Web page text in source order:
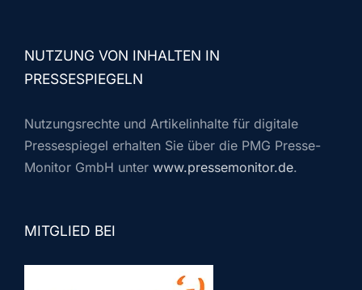
NUTZUNG VON INHALTEN IN
PRESSESPIEGELN
Nutzungsrechte und Artikelinhalte für digitale
Pressespiegel erhalten Sie über die PMG Presse-
Monitor GmbH unter www.pressemonitor.de.
MITGLIED BEI